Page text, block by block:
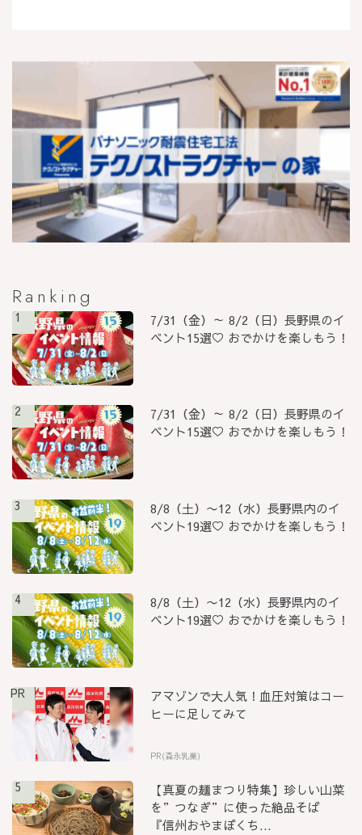
Ranking
1
7/31（金）～ 8/2（日）長野県のイ
ベント15選♡ おでかけを楽しもう！
2
7/31（金）～ 8/2（日）長野県のイ
ベント15選♡ おでかけを楽しもう！
3
8/8（土）〜12（水）長野県内のイ
ベント19選♡ おでかけを楽しもう！
4
8/8（土）〜12（水）長野県内のイ
ベント19選♡ おでかけを楽しもう！
PR
アマゾンで大人気！血圧対策はコー
ヒーに足してみて
PR(森永乳業)
5
【真夏の麺まつり特集】珍しい山菜
を”つなぎ”に使った絶品そば
『信州おやまぼくち...